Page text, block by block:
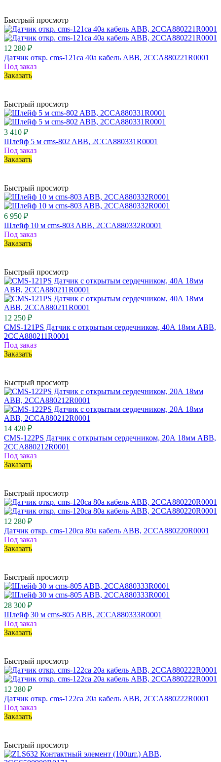
Быстрый просмотр
12 280 ₽
Датчик откр. cms-121ca 40a кабель ABB, 2CCA880221R0001
Под заказ
Заказать
Быстрый просмотр
3 410 ₽
Шлейф 5 м cms-802 ABB, 2CCA880331R0001
Под заказ
Заказать
Быстрый просмотр
6 950 ₽
Шлейф 10 м cms-803 ABB, 2CCA880332R0001
Под заказ
Заказать
Быстрый просмотр
12 250 ₽
CMS-121PS Датчик с открытым сердечником, 40А 18мм ABB,
2CCA880211R0001
Под заказ
Заказать
Быстрый просмотр
14 420 ₽
CMS-122PS Датчик с открытым сердечником, 20А 18мм ABB,
2CCA880212R0001
Под заказ
Заказать
Быстрый просмотр
12 280 ₽
Датчик откр. cms-120ca 80a кабель ABB, 2CCA880220R0001
Под заказ
Заказать
Быстрый просмотр
28 300 ₽
Шлейф 30 м cms-805 ABB, 2CCA880333R0001
Под заказ
Заказать
Быстрый просмотр
12 280 ₽
Датчик откр. cms-122ca 20a кабель ABB, 2CCA880222R0001
Под заказ
Заказать
Быстрый просмотр